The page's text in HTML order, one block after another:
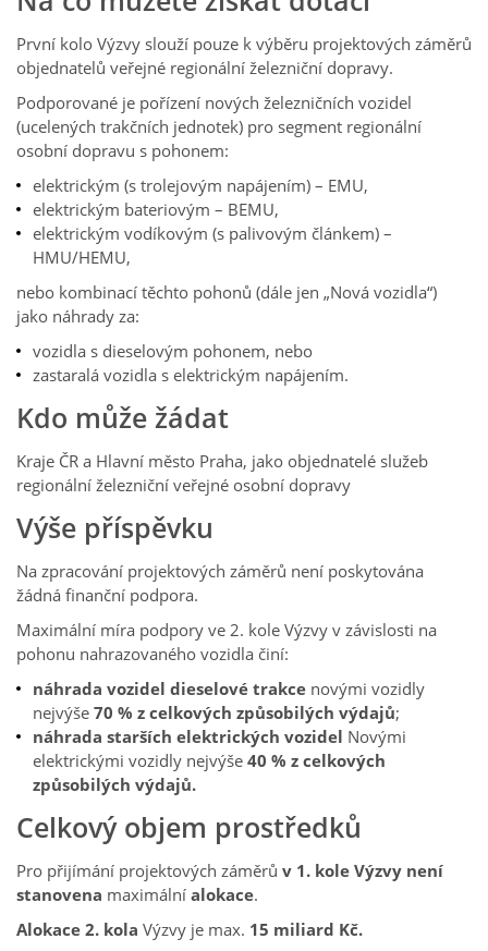
První kolo Výzvy slouží pouze k výběru projektových záměrů
objednatelů veřejné regionální železniční dopravy.
Podporované je pořízení nových železničních vozidel
(ucelených trakčních jednotek) pro segment regionální
osobní dopravu s pohonem:
elektrickým (s trolejovým napájením) – EMU,
elektrickým bateriovým – BEMU,
elektrickým vodíkovým (s palivovým článkem) –
HMU/HEMU,
nebo kombinací těchto pohonů (dále jen „Nová vozidla“)
jako náhrady za:
vozidla s dieselovým pohonem, nebo
zastaralá vozidla s elektrickým napájením.
Kdo může žádat
Kraje ČR a Hlavní město Praha, jako objednatelé služeb
regionální železniční veřejné osobní dopravy
Výše příspěvku
Na zpracování projektových záměrů není poskytována
žádná finanční podpora.
Maximální míra podpory ve 2. kole Výzvy v závislosti na
pohonu nahrazovaného vozidla činí:
náhrada vozidel dieselové trakce novými vozidly
nejvýše 70 % z celkových způsobilých výdajů;
náhrada starších elektrických vozidel Novými
elektrickými vozidly nejvýše 40 % z celkových
způsobilých výdajů.
Celkový objem prostředků
Pro přijímání projektových záměrů v 1. kole Výzvy není
stanovena maximální alokace.
Alokace 2. kola Výzvy je max. 15 miliard Kč.